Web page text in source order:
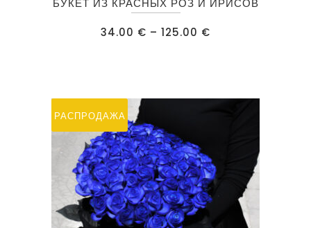
можно
выбрать
странице
товара.
БУКЕТ ИЗ КРАСНЫХ РОЗ И ИРИСОВ
34.00 € – 125.00 €
РАСПРОДАЖА